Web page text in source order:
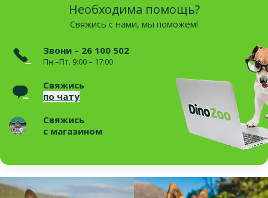
Необходима помощь?
Свяжись с нами, мы поможем!
Звони – 26 100 502
Пн.–Пт. 9:00 – 17:00
Свяжись
по чату
Свяжись
с магазином